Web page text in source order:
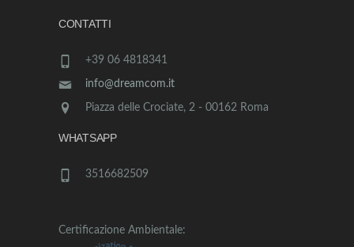
CONTATTI
+39 06 4818341
info@dreamcom.it
Piazza delle Crociate, 2 - 00162 Roma
WHATSAPP
3516682509
Certificazione Ambientale: